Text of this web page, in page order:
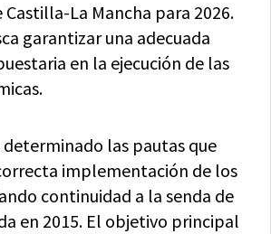
Castilla-La Mancha para 2026.
garantizar una adecuada
en la ejecución de las
determinado las pautas que
implementación de los
continuidad a la senda de
en 2015. El objetivo principal